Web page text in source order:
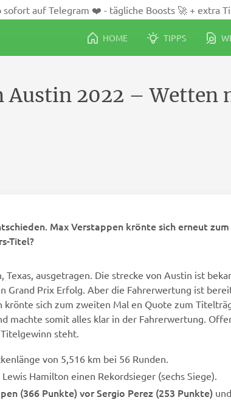
sofort auf Telegram ❤️ - tägliche Boosts 🚀 + extra
HOME TIPPS
Austin 2022 – Wetten
Max Verstappen krönte sich erneut
Titel?
ausgetragen. Die strecke von Austin ist
Prix Erfolg. Aber die Fahrerwertung ist
sich zum zweiten Mal en Quote zum
machte somit alles klar in der Fahrerwertung.
steht.
von 5,516 km bei 56 Runden.
Hamilton einen Rekordsieger (sechs Siege).
(366 Punkte) vor Sergio Perez (253 Punkte)